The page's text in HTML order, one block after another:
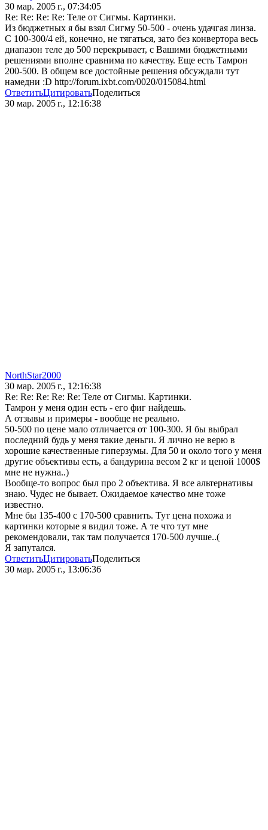
30 мар. 2005 г., 07:34:05
Re: Re: Re: Re: Теле от Сигмы. Картинки.
Из бюджетных я бы взял Сигму 50-500 - очень удачгая линза.
С 100-300/4 ей, конечно, не тягаться, зато без конвертора весь
диапазон теле до 500 перекрывает, с Вашими бюджетными
решениями вполне сравнима по качеству. Еще есть Тамрон
200-500. В общем все достойные решения обсуждали тут
намедни :D http://forum.ixbt.com/0020/015084.html
ОтветитьЦитироватьПоделиться
30 мар. 2005 г., 12:16:38
NorthStar2000
30 мар. 2005 г., 12:16:38
Re: Re: Re: Re: Re: Теле от Сигмы. Картинки.
Тамрон у меня один есть - его фиг найдешь.
А отзывы и примеры - вообще не реально.
50-500 по цене мало отличается от 100-300. Я бы выбрал
последний будь у меня такие деньги. Я лично не верю в
хорошие качественные гиперзумы. Для 50 и около того у меня
другие объективы есть, а бандурина весом 2 кг и ценой 1000$
мне не нужна..)
Вообще-то вопрос был про 2 объектива. Я все альтернативы
знаю. Чудес не бывает. Ожидаемое качество мне тоже
известно.
Мне бы 135-400 с 170-500 сравнить. Тут цена похожа и
картинки которые я видил тоже. А те что тут мне
рекомендовали, так там получается 170-500 лучше..(
Я запутался.
ОтветитьЦитироватьПоделиться
30 мар. 2005 г., 13:06:36